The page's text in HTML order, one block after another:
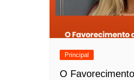
Principal
O